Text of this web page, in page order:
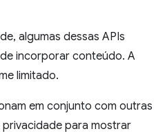
algumas dessas APIs
incorporar conteúdo. A
limitado.
em conjunto com outras
para mostrar